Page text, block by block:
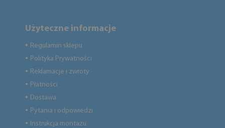
Użyteczne informacje
● Regulamin sklepu
● Polityka Prywatności
● Reklamacje i zwroty
● Płatności
● Dostawa
● Pytania i odpowiedzi
● Instrukcja montażu